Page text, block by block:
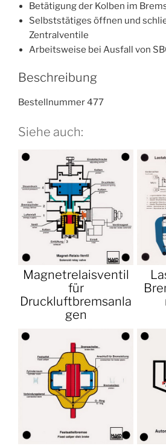
Betätigung der Kolben im
Selbststätiges öffnen und
Zentralventile
Arbeitsweise bei Ausfall von
Beschreibung
Bestellnummer 477
Siehe auch:
Magnetrelaisventil
für
Druckluftbremsanla
gen